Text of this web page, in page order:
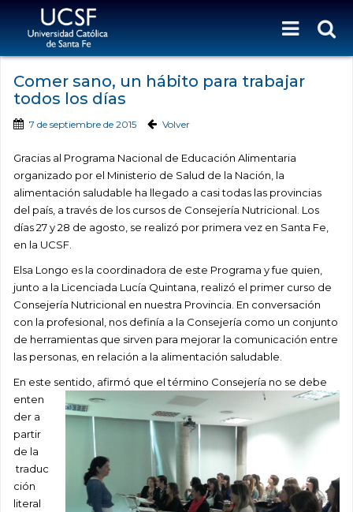
Comer sano, un hábito para trabajar
todos los días
7 de septiembre de 2015 Volver
Gracias al Programa Nacional de Educación Alimentaria
organizado por el Ministerio de Salud de la Nación, la
alimentación saludable ha llegado a casi todas las provincias
del país, a través de los cursos de Consejería Nutricional. Los
días 27 y 28 de agosto, se realizó por primera vez en Santa Fe,
en la UCSF.
Elsa Longo es la coordinadora de este Programa y fue quien,
junto a la Licenciada Lucía Quintana, realizó el primer curso de
Consejería Nutricional en nuestra Provincia. En conversación
con la profesional, nos definía a la Consejería como un conjunto
de herramientas que sirven para mejorar la comunicación entre
las personas, en relación a la alimentación saludable.
En este sentido, afirmó que el término Consejería no se debe
enten
der a
partir
de la
traduc
ción
literal